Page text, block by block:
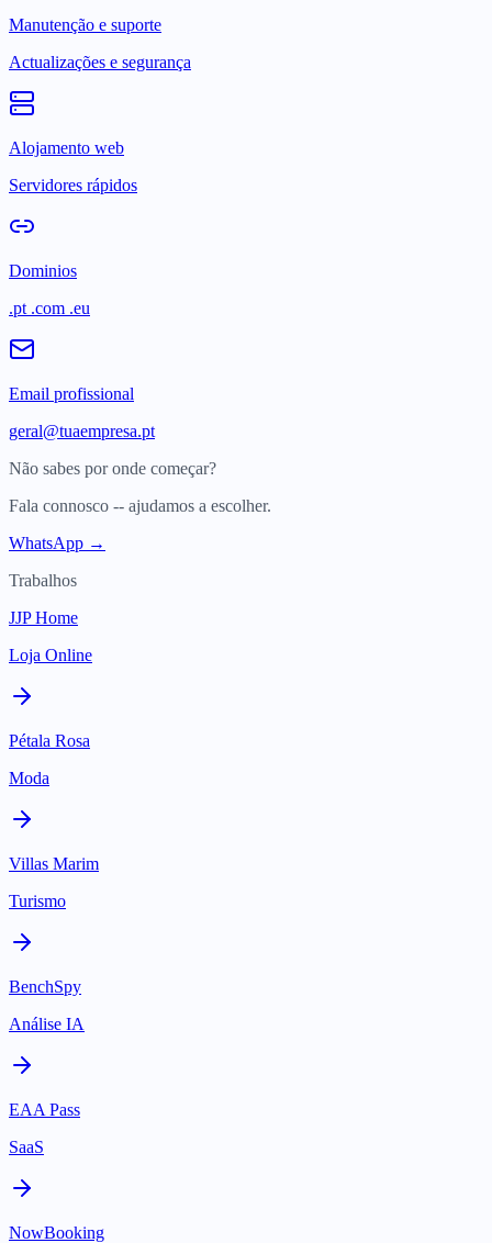
Manutenção e suporte
Actualizações e segurança
Alojamento web
Servidores rápidos
Dominios
.pt .com .eu
Email profissional
geral@tuaempresa.pt
Não sabes por onde começar?
Fala connosco -- ajudamos a escolher.
WhatsApp →
Trabalhos
JJP Home
Loja Online
Pétala Rosa
Moda
Villas Marim
Turismo
BenchSpy
Análise IA
EAA Pass
SaaS
NowBooking